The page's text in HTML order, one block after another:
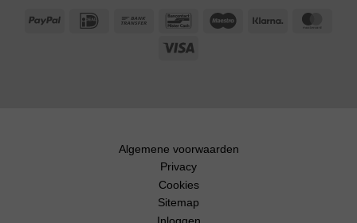
PayPal IDeal
Bank
BancontactMaestro Klarna
Algemene voorwaarden
Privacy
Cookies
Sitemap
Inloggen